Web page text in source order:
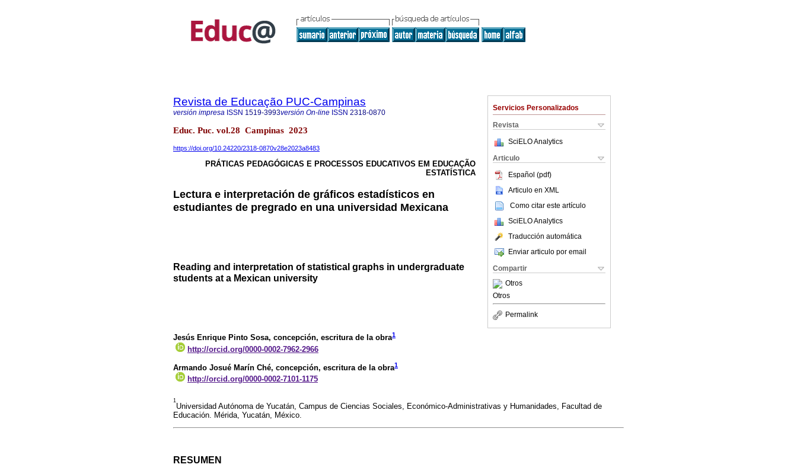
Servicios Personalizados
Revista
SciELO Analytics
Articulo
Español (pdf)
Articulo en XML
Como citar este artículo
SciELO Analytics
Traducción automática
Enviar articulo por email
Compartir
Otros
Otros
Permalink
Revista de Educação PUC-Campinas
versión impresa ISSN 1519-3993versión On-line ISSN 2318-0870
Educ. Puc. vol.28 Campinas 2023
https://doi.org/10.24220/2318-0870v28e2023a8483
PRÁTICAS PEDAGÓGICAS E PROCESSOS EDUCATIVOS EM EDUCAÇÃO
ESTATÍSTICA
Lectura e interpretación de gráficos estadísticos en
estudiantes de pregrado en una universidad Mexicana
Reading and interpretation of statistical graphs in undergraduate
students at a Mexican university
Jesús Enrique Pinto Sosa, concepción, escritura de la obra1
http://orcid.org/0000-0002-7962-2966
Armando Josué Marín Ché, concepción, escritura de la obra1
http://orcid.org/0000-0002-7101-1175
1
Universidad Autónoma de Yucatán, Campus de Ciencias Sociales, Económico-Administrativas y Humanidades, Facultad de
Educación. Mérida, Yucatán, México.
RESUMEN